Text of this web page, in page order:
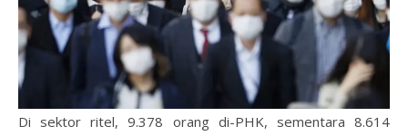
Di sektor ritel, 9.378 orang di-PHK, sementara 8.614